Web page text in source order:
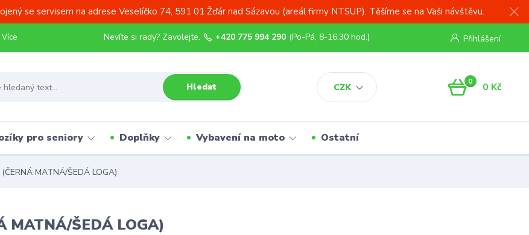
se servisem na adrese Veselíčko 74, 591 01 Žďár nad Sázavou (areál firmy NTSUP). Těšíme se na Vaši návštěvu.
Více
CZK
Přihlášení
Hledat
Nevíte si rady? Zavolejte. +420 775 994 290 (Po-Pá, 8-16:30 hod.)
0 0 Kč
pro seniory Doplňky Vybavení na moto Ostatní
MATNÁ/ŠEDÁ LOGA)
MATNÁ/ŠEDÁ LOGA)